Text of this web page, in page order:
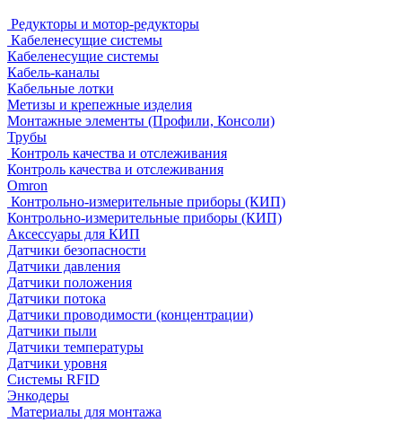
Редукторы и мотор-редукторы
Кабеленесущие системы
Кабеленесущие системы
Кабель-каналы
Кабельные лотки
Метизы и крепежные изделия
Монтажные элементы (Профили, Консоли)
Трубы
Контроль качества и отслеживания
Контроль качества и отслеживания
Omron
Контрольно-измерительные приборы (КИП)
Контрольно-измерительные приборы (КИП)
Аксессуары для КИП
Датчики безопасности
Датчики давления
Датчики положения
Датчики потока
Датчики проводимости (концентрации)
Датчики пыли
Датчики температуры
Датчики уровня
Системы RFID
Энкодеры
Материалы для монтажа